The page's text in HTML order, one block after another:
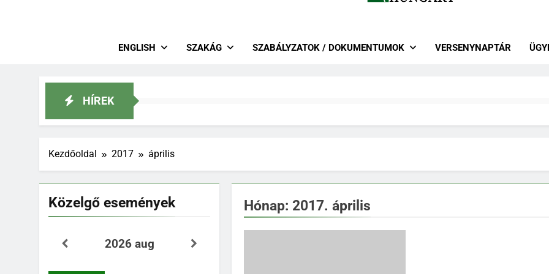
ENGLISH SZAKÁG SZABÁLYZATOK / DOKUMENTUMOK VERSENYNAPTÁR
HÍREK
Kezdőoldal 2017 április
Közelgő események
2026 aug
Hónap: 2017. április